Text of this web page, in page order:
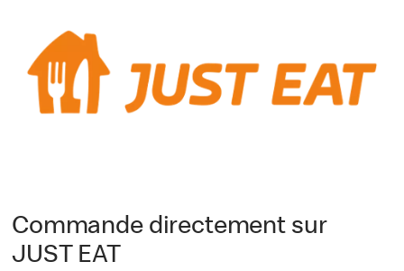
Commande directement sur
JUST EAT